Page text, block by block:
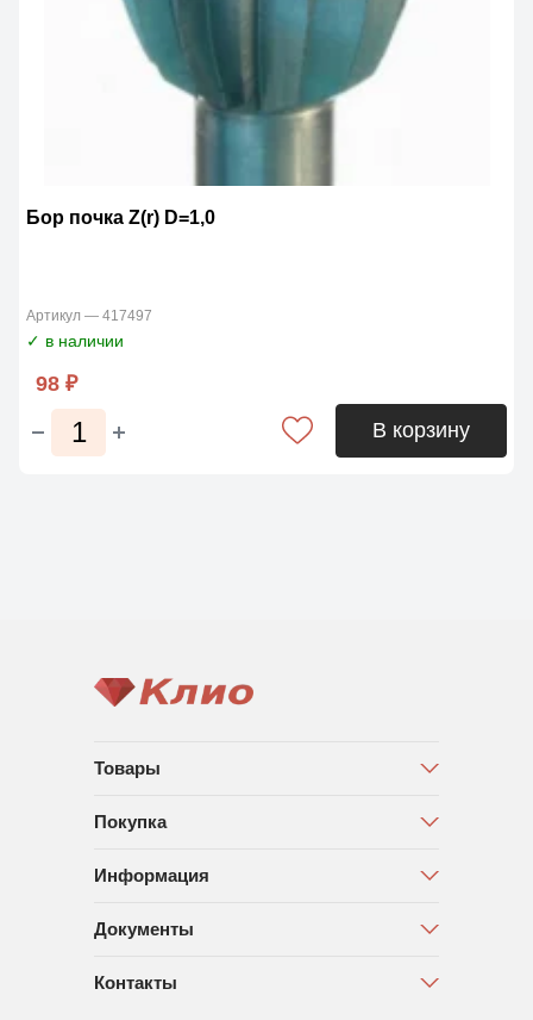
Бор почка Z(r) D=1,0
Артикул — 417497
✓ в наличии
98 ₽
В корзину
Товары
Покупка
Информация
Документы
Контакты